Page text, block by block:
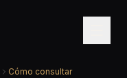
Cómo consultar